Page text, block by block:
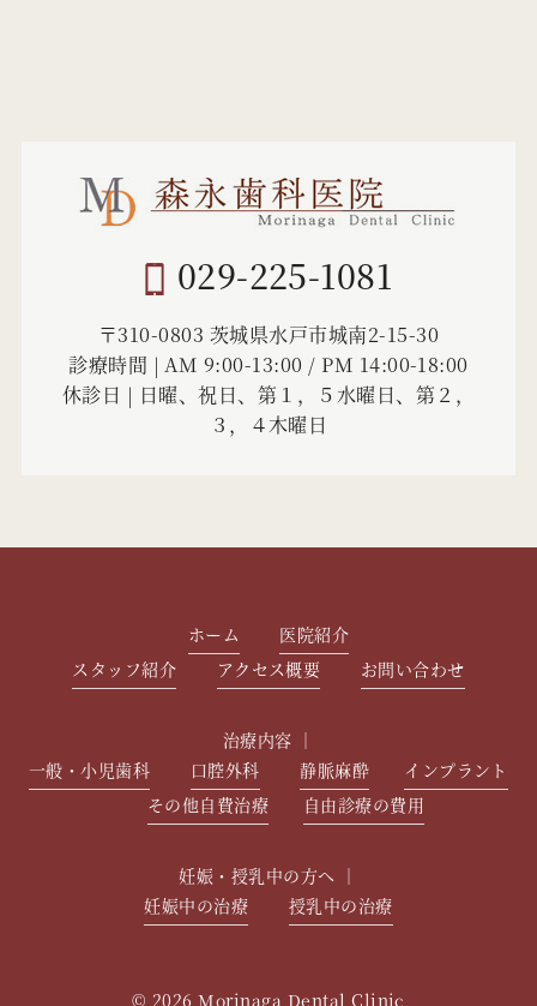
029-225-1081
〒310-0803 茨城県水戸市城南2-15-30
診療時間 | AM 9:00-13:00 / PM 14:00-18:00
休診日 | 日曜、祝日、第１，５水曜日、第２，
３，４木曜日
ホーム
医院紹介
スタッフ紹介
アクセス概要 お問い合わせ
治療内容 ｜
一般・小児歯科
口腔外科 静脈麻酔
インプラント
その他自費治療
自由診療の費用
妊娠・授乳中の方へ ｜
妊娠中の治療
授乳中の治療
© 2026 Morinaga Dental Clinic